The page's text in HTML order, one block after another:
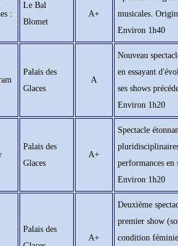
:
Le Bal
Blomet
A+
musicales.
Environ 1h40
Palais des
Glaces
A
Nouveau
en essayant
ses shows
Environ 1h20
Palais des
Glaces
A+
Spectacle
performances
Environ 1h20
Palais des
A+
Deuxième
premier show
condition